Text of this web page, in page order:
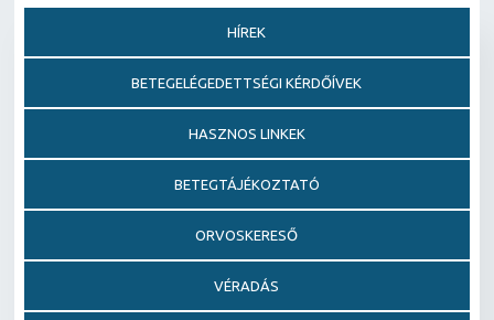
HÍREK
BETEGELÉGEDETTSÉGI KÉRDŐÍVEK
HASZNOS LINKEK
BETEGTÁJÉKOZTATÓ
ORVOSKERESŐ
VÉRADÁS